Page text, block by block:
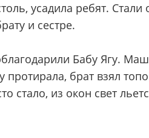
усадила ребят.
и сестре.
Бабу Ягу.
протирала, брат взял
стало, из окон свет